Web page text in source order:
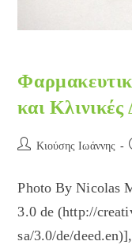
και Κλινικές
Post Κιούσης Ιωάννης
Photo By Nicolas
3.0 de (http://
sa/3.0/de/